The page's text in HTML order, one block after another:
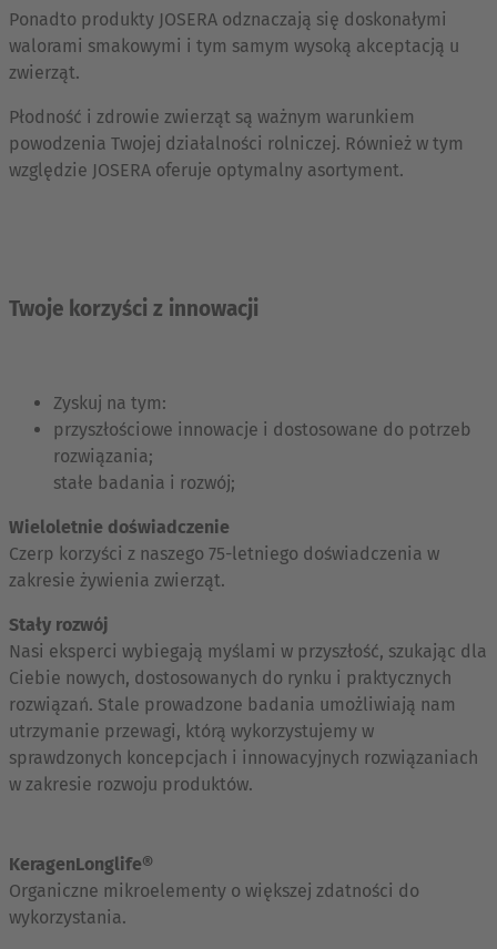
Ponadto produkty JOSERA odznaczają się doskonałymi
walorami smakowymi i tym samym wysoką akceptacją u
zwierząt.
Płodność i zdrowie zwierząt są ważnym warunkiem
powodzenia Twojej działalności rolniczej. Również w tym
względzie JOSERA oferuje optymalny asortyment.
Twoje korzyści z innowacji
Zyskuj na tym:
przyszłościowe innowacje i dostosowane do potrzeb
rozwiązania;
stałe badania i rozwój;
Wieloletnie doświadczenie
Czerp korzyści z naszego 75-letniego doświadczenia w
zakresie żywienia zwierząt.
Stały rozwój
Nasi eksperci wybiegają myślami w przyszłość, szukając dla
Ciebie nowych, dostosowanych do rynku i praktycznych
rozwiązań. Stale prowadzone badania umożliwiają nam
utrzymanie przewagi, którą wykorzystujemy w
sprawdzonych koncepcjach i innowacyjnych rozwiązaniach
w zakresie rozwoju produktów.
KeragenLonglife®
Organiczne mikroelementy o większej zdatności do
wykorzystania.